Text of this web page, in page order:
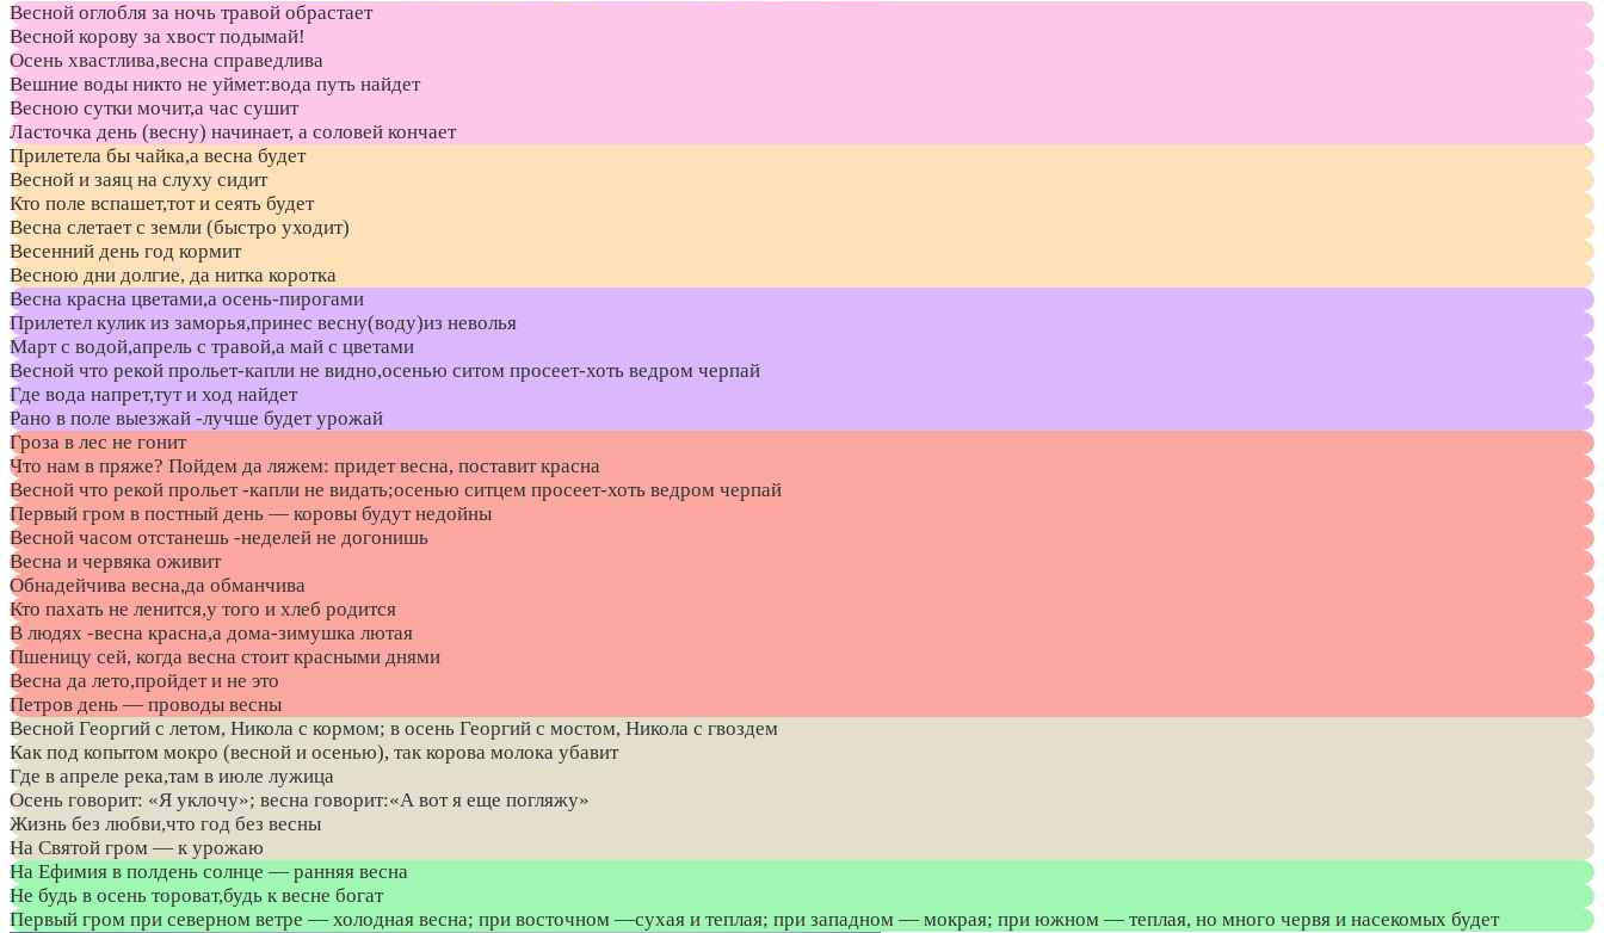
Весной оглобля за ночь травой обрастает
Весной корову за хвост подымай!
Осень хвастлива,весна справедлива
Вешние воды никто не уймет:вода путь найдет
Весною сутки мочит,а час сушит
Ласточка день (весну) начинает, а соловей кончает
Прилетела бы чайка,а весна будет
Весной и заяц на слуху сидит
Кто поле вспашет,тот и сеять будет
Весна слетает с земли (быстро уходит)
Весенний день год кормит
Весною дни долгие, да нитка коротка
Весна красна цветами,а осень-пирогами
Прилетел кулик из заморья,принес весну(воду)из неволья
Март с водой,апрель с травой,а май с цветами
Весной что рекой прольет-капли не видно,осенью ситом просеет-хоть ведром черпай
Где вода напрет,тут и ход найдет
Рано в поле выезжай -лучше будет урожай
Гроза в лес не гонит
Что нам в пряже? Пойдем да ляжем: придет весна, поставит красна
Весной что рекой прольет -капли не видать;осенью ситцем просеет-хоть ведром черпай
Первый гром в постный день — коровы будут недойны
Весной часом отстанешь -неделей не догонишь
Весна и червяка оживит
Обнадейчива весна,да обманчива
Кто пахать не ленится,у того и хлеб родится
В людях -весна красна,а дома-зимушка лютая
Пшеницу сей, когда весна стоит красными днями
Весна да лето,пройдет и не это
Петров день — проводы весны
Весной Георгий с летом, Никола с кормом; в осень Георгий с мостом, Никола с гвоздем
Как под копытом мокро (весной и осенью), так корова молока убавит
Где в апреле река,там в июле лужица
Осень говорит: «Я уклочу»; весна говорит:«А вот я еще погляжу»
Жизнь без любви,что год без весны
На Святой гром — к урожаю
На Ефимия в полдень солнце — ранняя весна
Не будь в осень тороват,будь к весне богат
Первый гром при северном ветре — холодная весна; при восточном —сухая и теплая; при западном — мокрая; при южном — теплая, но много червя и насекомых будет